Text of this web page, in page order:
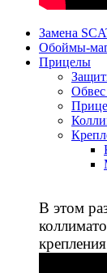
Замена
Обоймы-
Прицелы
В этом